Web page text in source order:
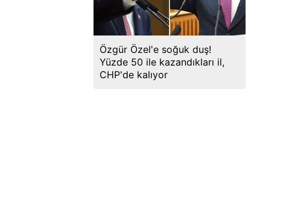
Özgür Özel'e soğuk duş!
Yüzde 50 ile kazandıkları il,
CHP'de kalıyor